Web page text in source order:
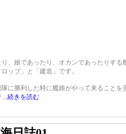
、娘であったり、オカンであったりする
ップ」と「建造」です。
に勝利した時に艦娘がやって来ることを
...続きを読む